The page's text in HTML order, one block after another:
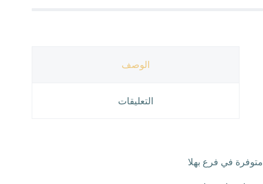
الوصف
التعليقات
متوفرة في فرع بهلا